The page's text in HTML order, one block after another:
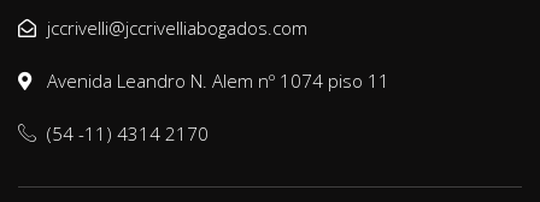
jccrivelli@jccrivelliabogados.com
Avenida Leandro N. Alem nº 1074 piso 11
(54 -11) 4314 2170